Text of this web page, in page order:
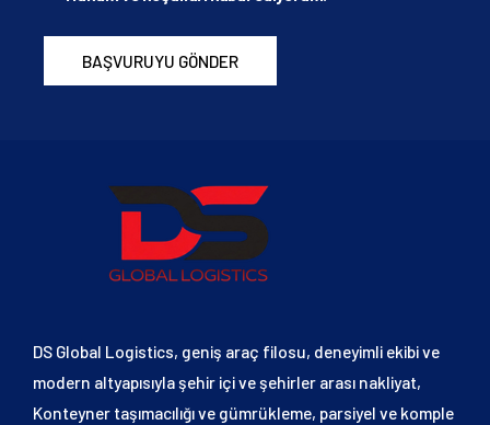
BAŞVURUYU GÖNDER
DS Global Logistics, geniş araç filosu, deneyimli ekibi ve
modern altyapısıyla şehir içi ve şehirler arası nakliyat,
Konteyner taşımacılığı ve gümrükleme, parsiyel ve komple